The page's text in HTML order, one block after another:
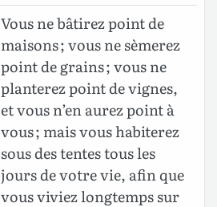
Vous ne bâtirez point de
maisons ; vous ne sèmerez
point de grains ; vous ne
planterez point de vignes,
et vous n’en aurez point à
vous ; mais vous habiterez
sous des tentes tous les
jours de votre vie, afin que
vous viviez longtemps sur